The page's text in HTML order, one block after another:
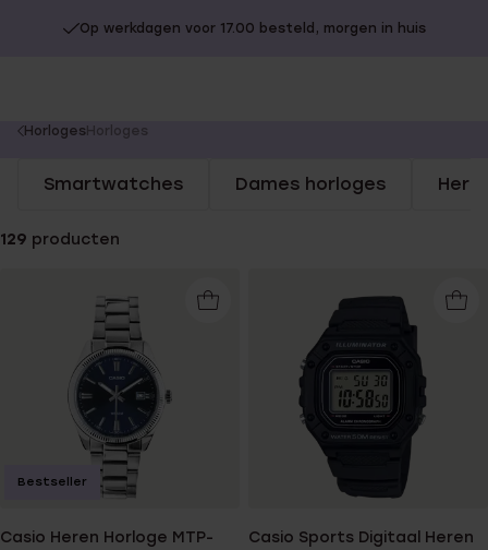
Op werkdagen voor 17.00 besteld, morgen in huis
You
here:
HorlogesHorloges
Smartwatches Dames horloges
129 producten
Casio Heren Horloge MTP-
Bestseller
Casio Sports Digitaal Heren